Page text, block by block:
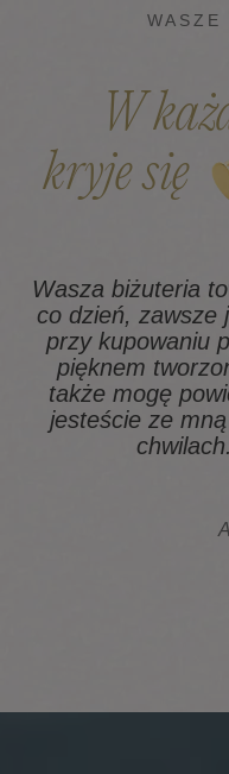
W
kryje się
Wasza biżuteria
co dzień, zawsze
przy kupowaniu
pięknem
także mogę
jesteście ze